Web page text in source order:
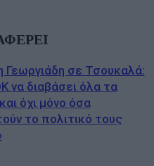
Γεωργιάδη σε Τσουκαλά:
να διαβάσει όλα τα
όχι μόνο όσα
το πολιτικό τους